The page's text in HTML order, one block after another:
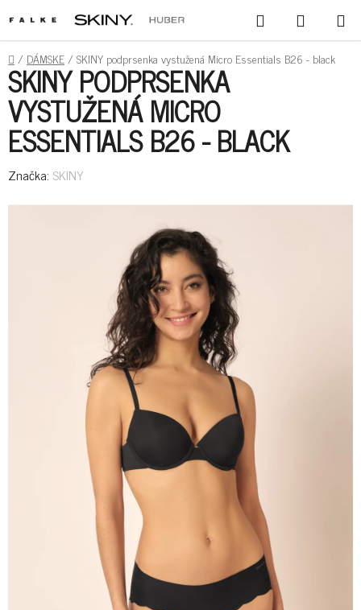
NA
OBSAH
HĽADAŤ
KOŠÍK
DOMOV
/ DÁMSKE/ SKINY podprsenka vystužená Micro Essentials B26 - black
SKINY PODPRSENKA
VYSTUŽENÁ MICRO
ESSENTIALS B26 - BLACK
Značka: SKINY